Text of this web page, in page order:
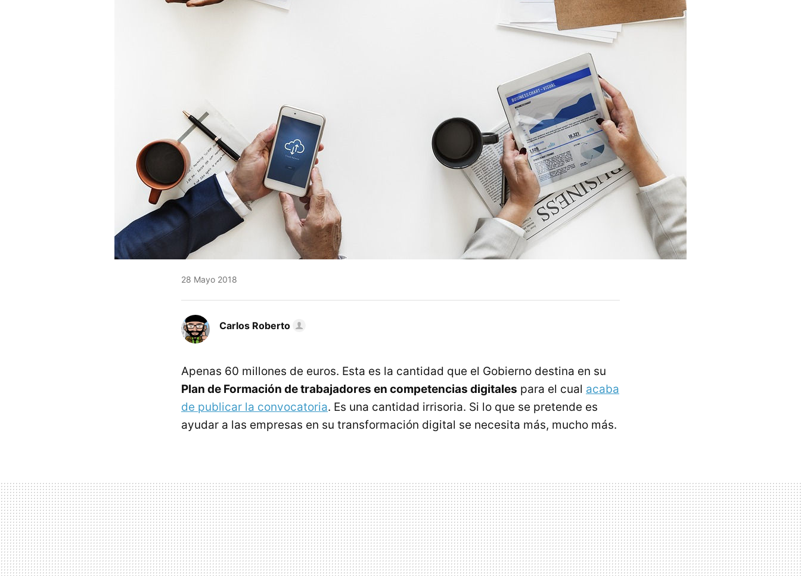
28 Mayo 2018
Carlos Roberto
Apenas 60 millones de euros. Esta es la cantidad que el Gobierno destina en su
Plan de Formación de trabajadores en competencias digitales para el cual acaba
de publicar la convocatoria. Es una cantidad irrisoria. Si lo que se pretende es
ayudar a las empresas en su transformación digital se necesita más, mucho más.